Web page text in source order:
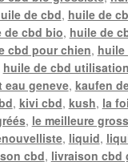
de cbd, huile de
de cbd bio, huile de
cbd pour chien, huile
huile de cbd utilisation
eau geneve, kaufen
, kivi cbd, kush, la
, le meilleure
, liquid,
cbd, livraison cbd